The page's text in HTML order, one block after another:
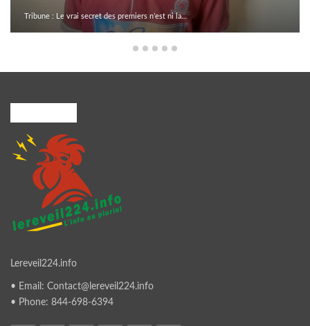
Tribune : Le vrai secret des premiers n’est ni la…
Lereveil224.info
• Email: Contact@lereveil224.info
• Phone: 844-698-6394